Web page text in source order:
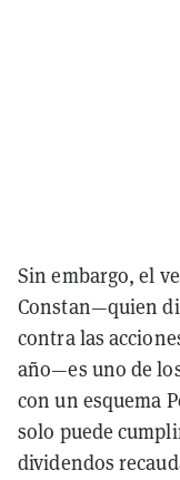
Sin embargo, el
Constan—quien
contra las
año—es uno de
con un esquema
solo puede
dividendos